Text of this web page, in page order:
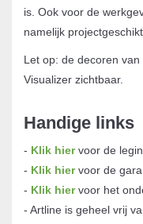
is. Ook voor de
namelijk projectgeschikt.
Let op: de decoren
Visualizer zichtbaar.
Handige links
- Klik hiervoor de
- Klik hiervoor de
- Klik hier voor het
- Artline is geheel vrij